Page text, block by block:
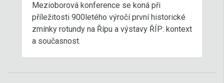
Mezioborová konference se koná při
příležitosti 900letého výročí první historické
zmínky rotundy na Řípu a výstavy ŘÍP: kontext
a současnost.